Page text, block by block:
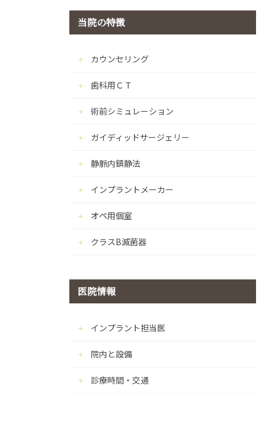
当院の特徴
カウンセリング
歯科用ＣＴ
術前シミュレーション
ガイディッドサージェリー
静脈内鎮静法
インプラントメーカー
オペ用個室
クラスB滅菌器
医院情報
インプラント担当医
院内と設備
診療時間・交通